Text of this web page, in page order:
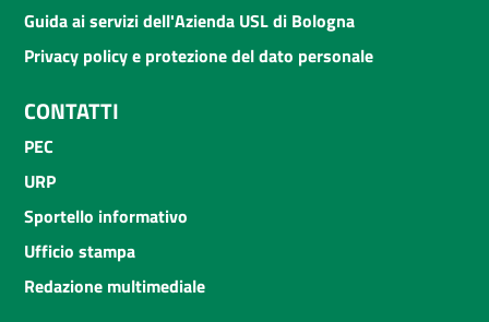
Guida ai servizi dell'Azienda USL di Bologna
Privacy policy e protezione del dato personale
CONTATTI
PEC
URP
Sportello informativo
Ufficio stampa
Redazione multimediale